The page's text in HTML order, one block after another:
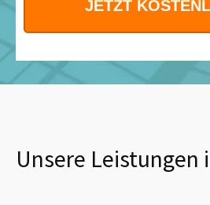
Unsere Leistungen